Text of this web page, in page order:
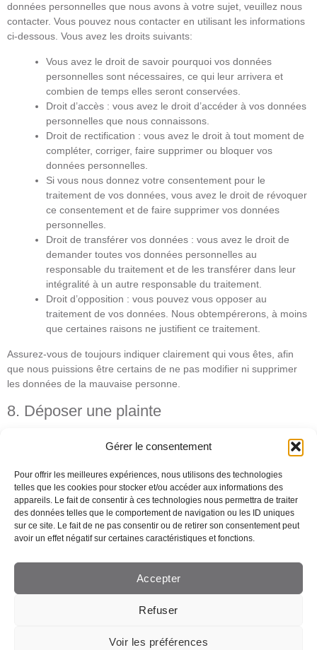
Gérer le consentement
Pour offrir les meilleures expériences, nous utilisons des technologies
telles que les cookies pour stocker et/ou accéder aux informations des
appareils. Le fait de consentir à ces technologies nous permettra de traiter
des données telles que le comportement de navigation ou les ID uniques
sur ce site. Le fait de ne pas consentir ou de retirer son consentement peut
avoir un effet négatif sur certaines caractéristiques et fonctions.
Accepter
Refuser
Voir les préférences
données personnelles que nous avons à votre sujet, veuillez nous
contacter. Vous pouvez nous contacter en utilisant les informations
ci-dessous. Vous avez les droits suivants:
Vous avez le droit de savoir pourquoi vos données
personnelles sont nécessaires, ce qui leur arrivera et
combien de temps elles seront conservées.
Droit d’accès : vous avez le droit d’accéder à vos données
personnelles que nous connaissons.
Droit de rectification : vous avez le droit à tout moment de
compléter, corriger, faire supprimer ou bloquer vos
données personnelles.
Si vous nous donnez votre consentement pour le
traitement de vos données, vous avez le droit de révoquer
ce consentement et de faire supprimer vos données
personnelles.
Droit de transférer vos données : vous avez le droit de
demander toutes vos données personnelles au
responsable du traitement et de les transférer dans leur
intégralité à un autre responsable du traitement.
Droit d’opposition : vous pouvez vous opposer au
traitement de vos données. Nous obtempérerons, à moins
que certaines raisons ne justifient ce traitement.
Assurez-vous de toujours indiquer clairement qui vous êtes, afin
que nous puissions être certains de ne pas modifier ni supprimer
les données de la mauvaise personne.
8. Déposer une plainte
Si vous n’êtes pas satisfait de la manière dont nous traitons (une
personnelles, vous avez le droit de déposer une réclamation
auprès de l’autorité de protection des données.
9. Coordonnées
Moderniste.ch
Site web :